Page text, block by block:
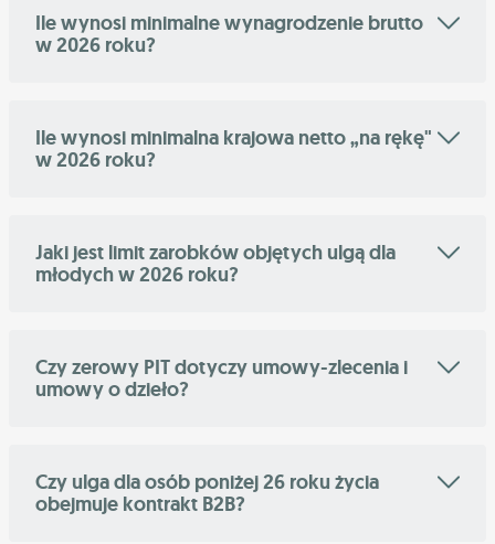
Ile wynosi minimalne wynagrodzenie brutto
w 2026 roku?
Ile wynosi minimalna krajowa netto „na rękę"
w 2026 roku?
Jaki jest limit zarobków objętych ulgą dla
młodych w 2026 roku?
Czy zerowy PIT dotyczy umowy-zlecenia i
umowy o dzieło?
Czy ulga dla osób poniżej 26 roku życia
obejmuje kontrakt B2B?